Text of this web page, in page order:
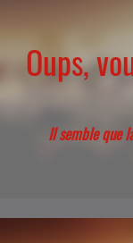
Oups,
Il semble que